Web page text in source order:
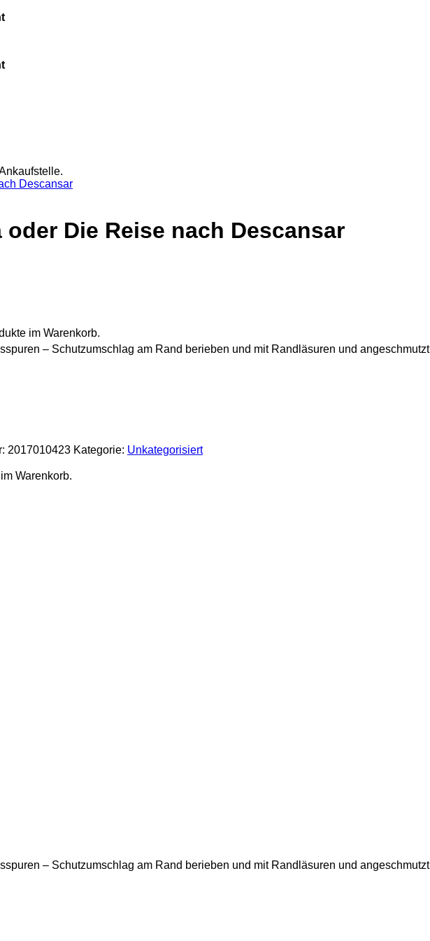
im Warenkorb.
Warenkorb.
oder Die Reise nach Descansar
– Schutzumschlag am Rand berieben und mit Randläsuren und angeschmutzt
2017010423 Kategorie: Unkategorisiert
– Schutzumschlag am Rand berieben und mit Randläsuren und angeschmutzt